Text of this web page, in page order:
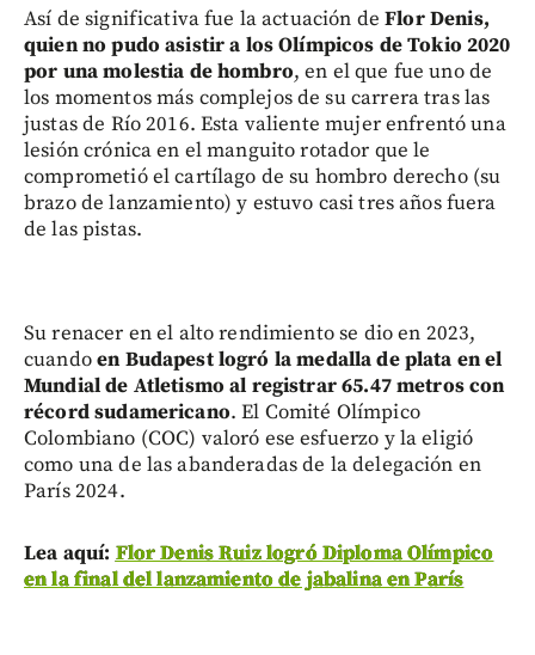
Así de significativa fue la actuación de Flor Denis,
quien no pudo asistir a los Olímpicos de Tokio 2020
por una molestia de hombro, en el que fue uno de
los momentos más complejos de su carrera tras las
justas de Río 2016. Esta valiente mujer enfrentó una
lesión crónica en el manguito rotador que le
comprometió el cartílago de su hombro derecho (su
brazo de lanzamiento) y estuvo casi tres años fuera
de las pistas.
Su renacer en el alto rendimiento se dio en 2023,
cuandoen Budapest logró la medalla de plata en el
Mundial de Atletismo al registrar 65.47 metros con
récord sudamericano. El Comité Olímpico
Colombiano (COC) valoró ese esfuerzo y la eligió
como una de las abanderadas de la delegación en
París 2024.
Lea aquí: Flor Denis Ruiz logró Diploma Olímpico
en la final del lanzamiento de jabalina en París